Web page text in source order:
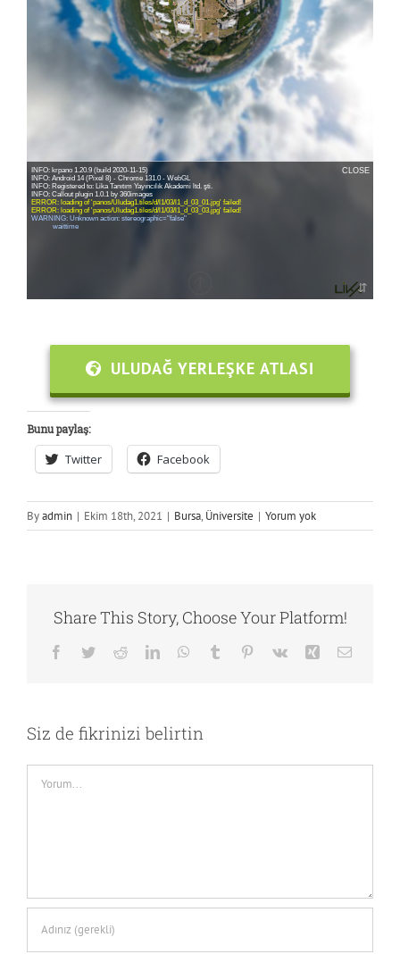
ULUDAĞ YERLEŞKE ATLASI
Bunu paylaş:
Twitter Facebook
Byadmin | Ekim 18th, 2021 | Bursa, Üniversite | Yorum yok
Share This Story, Choose Your Platform!
Facebook
TwitterRedditLinkedInWhatsApp
Tumblr Pinterest
Vk Xing E-
Siz de fikrinizi belirtin